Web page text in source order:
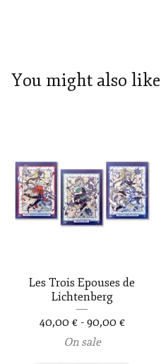
You might also like
Les Trois Epouses de
Lichtenberg
40,00 €- 90,00 €
On sale